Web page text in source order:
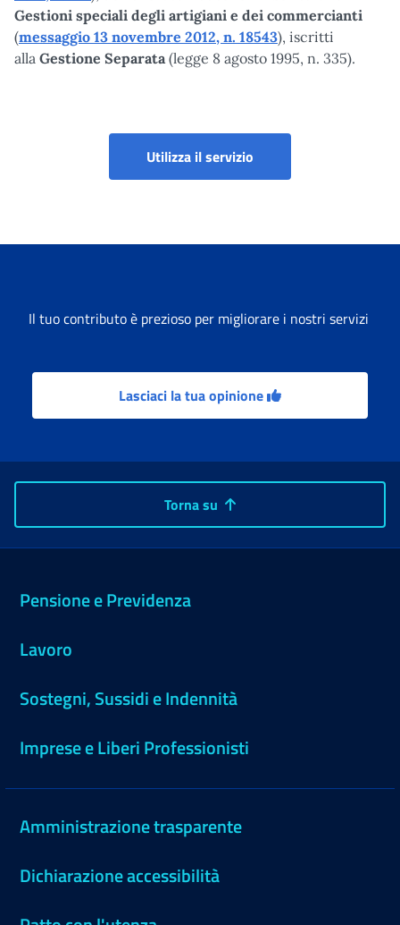
Gestioni speciali degli artigiani e dei commercianti
(messaggio 13 novembre 2012, n. 18543), iscritti
alla Gestione Separata (legge 8 agosto 1995, n. 335).
Utilizza il servizio
Il tuo contributo è prezioso per migliorare i nostri servizi
Lasciaci la tua opinione
Torna su
Pensione e Previdenza
Lavoro
Sostegni, Sussidi e Indennità
Imprese e Liberi Professionisti
Amministrazione trasparente
Dichiarazione accessibilità